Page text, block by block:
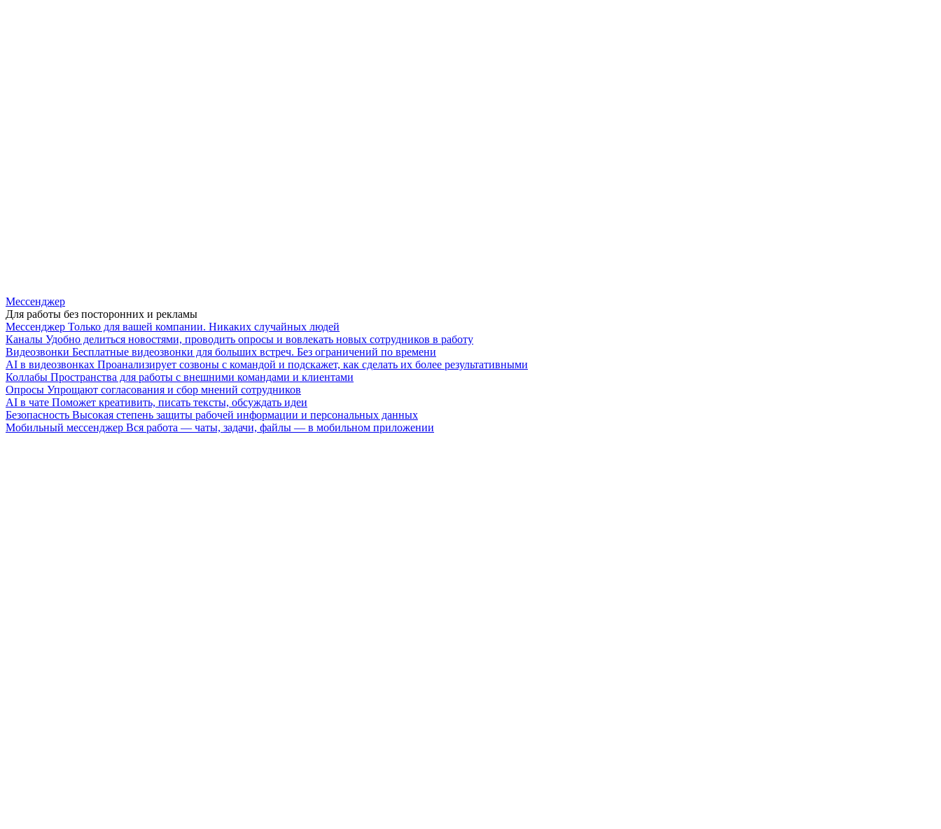
Мессенджер
Для работы без посторонних и рекламы
Мессенджер Только для вашей компании. Никаких случайных людей
Каналы Удобно делиться новостями, проводить опросы и вовлекать новых сотрудников в работу
Видеозвонки Бесплатные видеозвонки для больших встреч. Без ограничений по времени
AI в видеозвонках Проанализирует созвоны с командой и подскажет, как сделать их более результативными
Коллабы Пространства для работы с внешними командами и клиентами
Опросы Упрощают согласования и сбор мнений сотрудников
AI в чате Поможет креативить, писать тексты, обсуждать идеи
Безопасность Высокая степень защиты рабочей информации и персональных данных
Мобильный мессенджер Вся работа — чаты, задачи, файлы — в мобильном приложении